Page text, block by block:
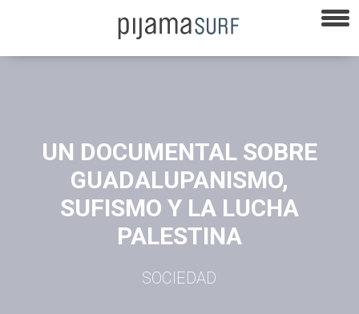
UN DOCUMENTAL SOBRE
GUADALUPANISMO,
SUFISMO Y LA LUCHA
PALESTINA
SOCIEDAD